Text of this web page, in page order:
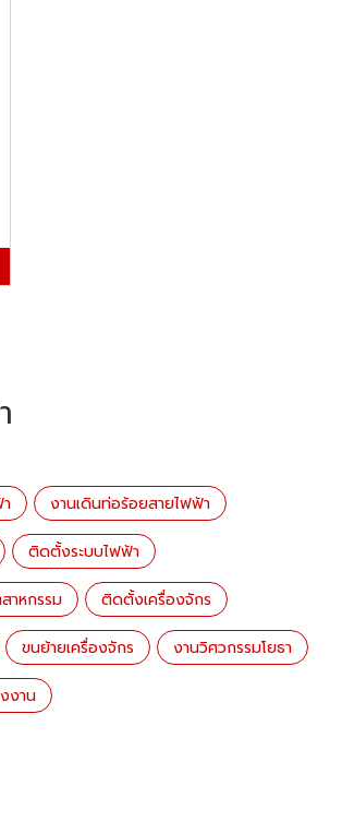
งานเดินท่อร้อยสายไฟฟ้า
ติดตั้งระบบไฟฟ้า
าหกรรม ติดตั้งเครื่องจักร
ขนย้ายเครื่องจักร งานวิศวกรรมโยธา
งาน